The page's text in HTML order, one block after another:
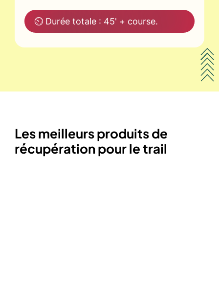
⏲ Durée totale : 45' + course.
Les meilleurs produits de
récupération pour le trail